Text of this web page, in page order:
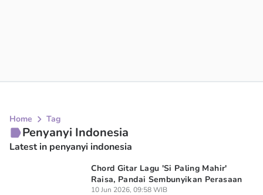
Home Tag
Penyanyi Indonesia
Latest in penyanyi indonesia
Chord Gitar Lagu 'Si Paling Mahir'
Raisa, Pandai Sembunyikan Perasaan
10 Jun 2026, 09:58 WIB